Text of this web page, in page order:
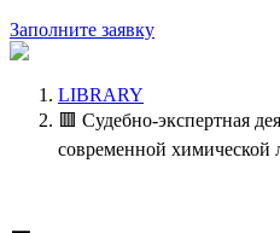
Заполните заявку
LIBRARY
🟥 Судебно-экспертная
современной химической